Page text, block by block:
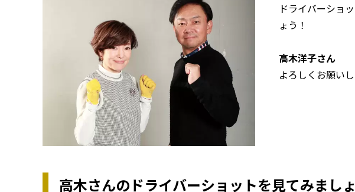
ドライバーショ
ょう！
高木洋子さん
よろしくお願いし
高木さんのドライバーショットを見てみまし